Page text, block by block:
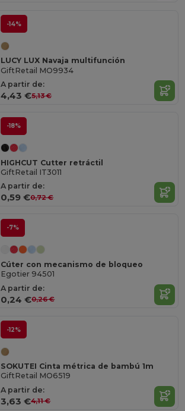
-14%
LUCY LUX Navaja multifunción
GiftRetail MO9934
A partir de:
4,43 €5,13 €
-18%
HIGHCUT Cutter retráctil
GiftRetail IT3011
A partir de:
0,59 €0,72 €
-7%
Cúter con mecanismo de bloqueo
Egotier 94501
A partir de:
0,24 €0,26 €
-12%
SOKUTEI Cinta métrica de bambú 1m
GiftRetail MO6519
A partir de:
3,63 €4,11 €